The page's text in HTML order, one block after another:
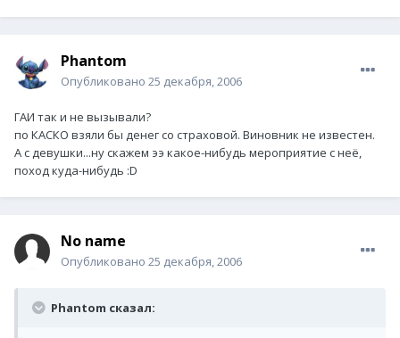
Phantom
Опубликовано 25 декабря, 2006
ГАИ так и не вызывали?
по КАСКО взяли бы денег со страховой. Виновник не известен.
А с девушки...ну скажем ээ какое-нибудь мероприятие с неё,
поход куда-нибудь :D
No name
Опубликовано 25 декабря, 2006
Phantom сказал: